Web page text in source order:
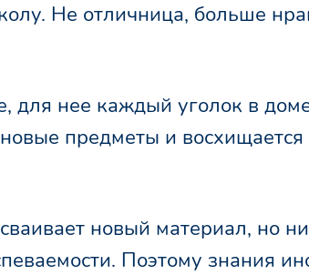
Не отличница, больше
для нее каждый уголок в
предметы и
новый материал, но
Поэтому знания